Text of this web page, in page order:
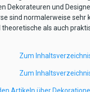
Dekorateuren und
sind normalerweise sehr
als auch
Zum
Zum